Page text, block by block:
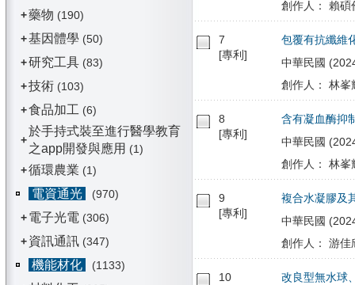
+藥物 (190)
+基因體學 (50)
+研究工具(83)
+技術(103)
+食品加工 (6)
+
於手持式裝至進行醫學教育
之app開發與應用 (1)
+循環農業 (1)
電資通光
(970)
+ 電子光電 (306)
+ 資訊通訊(347)
機能材化
(1133)
創作人： 賴碩
7
[專利]
包覆有抗纖維
中華民國
創作人： 林峯
8
[專利]
含有凝血酶抑
中華民國
創作人： 林峯
9
[專利]
複合水凝膠及
中華民國
創作人： 游佳
10
改良型無水球